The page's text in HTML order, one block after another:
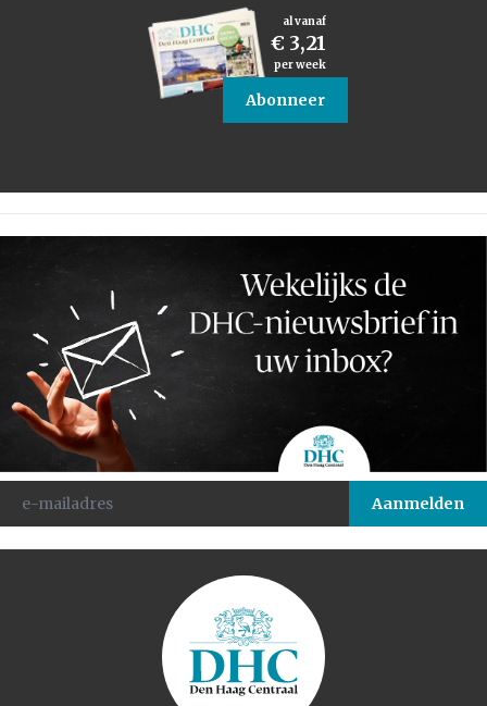
al vanaf
€ 3,21
per week
Abonneer